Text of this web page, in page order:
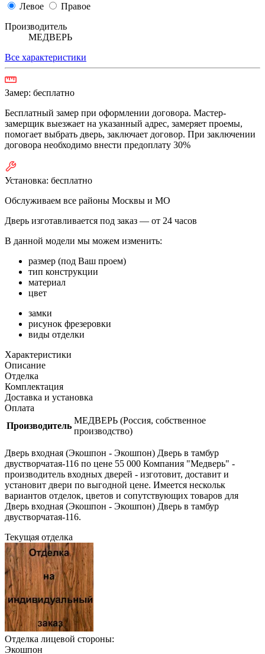
Левое
Правое
Производитель
МЕДВЕРЬ
Все характеристики
Замер: бесплатно
Бесплатный замер при оформлении договора. Мастер-
замерщик выезжает на указанный адрес, замеряет проемы,
помогает выбрать дверь, заключает договор. При заключении
договора необходимо внести предоплату 30%
Установка: бесплатно
Обслуживаем все районы Москвы и МО
Дверь изготавливается под заказ — от 24 часов
В данной модели мы можем изменить:
размер (под Ваш проем)
тип конструкции
материал
цвет
замки
рисунок фрезеровки
виды отделки
Характеристики
Описание
Отделка
Комплектация
Доставка и установка
Оплата
Производитель
МЕДВЕРЬ (Россия, собственное
производство)
Дверь входная (Экошпон - Экошпон) Дверь в тамбур
двустворчатая-116 по цене 55 000 Компания "Медверь" -
производитель входных дверей - изготовит, доставит и
установит двери по выгодной цене. Имеется нескольк
вариантов отделок, цветов и сопутствующих товаров для
Дверь входная (Экошпон - Экошпон) Дверь в тамбур
двустворчатая-116.
Текущая отделка
Отделка лицевой стороны:
Экошпон